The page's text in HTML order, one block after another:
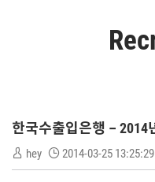
한국수출입은행 – 2014
hey 2014-03-25 13:25:29